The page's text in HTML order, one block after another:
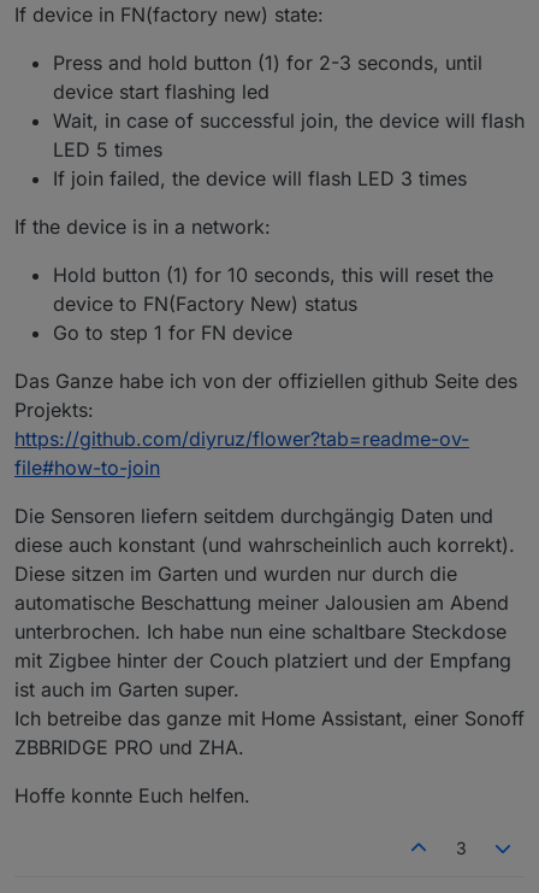
If device in FN(factory new) state:
Press and hold button (1) for 2-3 seconds, until
device start flashing led
Wait, in case of successful join, the device will flash
LED 5 times
If join failed, the device will flash LED 3 times
If the device is in a network:
Hold button (1) for 10 seconds, this will reset the
device to FN(Factory New) status
Go to step 1 for FN device
Das Ganze habe ich von der offiziellen github Seite des
Projekts:
https://github.com/diyruz/flower?tab=readme-ov-
file#how-to-join
Die Sensoren liefern seitdem durchgängig Daten und
diese auch konstant (und wahrscheinlich auch korrekt).
Diese sitzen im Garten und wurden nur durch die
automatische Beschattung meiner Jalousien am Abend
unterbrochen. Ich habe nun eine schaltbare Steckdose
mit Zigbee hinter der Couch platziert und der Empfang
ist auch im Garten super.
Ich betreibe das ganze mit Home Assistant, einer Sonoff
ZBBRIDGE PRO und ZHA.
Hoffe konnte Euch helfen.
3